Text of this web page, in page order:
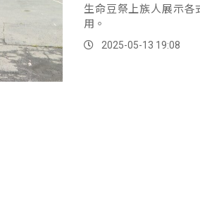
生命豆祭上族人展示
用。
2025-05-13 19:08